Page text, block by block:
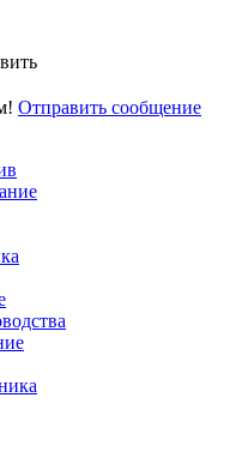
Отправить сообщение